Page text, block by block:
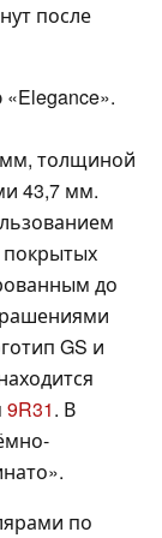
после
толщиной
43,7 мм.
покрытых
до
GS и
9R31. В
по